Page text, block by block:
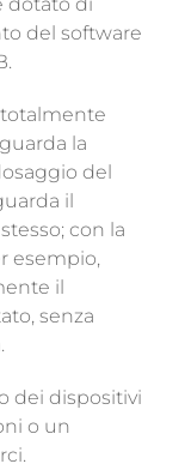
del software
la
del
il
con la
esempio,
il
senza
dei dispositivi
o un